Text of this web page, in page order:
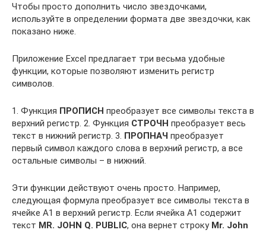
Чтобы просто дополнить число звездочками,
используйте в определении формата две звездочки, как
показано ниже.
Приложение Excel предлагает три весьма удобные
функции, которые позволяют изменить регистр
символов.
1. Функция ПРОПИСН преобразует все символы текста в
верхний регистр. 2. Функция СТРОЧН преобразует весь
текст в нижний регистр. 3. ПРОПНАЧ преобразует
первый символ каждого слова в верхний регистр, а все
остальные символы – в нижний.
Эти функции действуют очень просто. Например,
следующая формула преобразует все символы текста в
ячейке А1 в верхний регистр. Если ячейка А1 содержит
текст MR. JOHN Q. PUBLIC, она вернет строку Mr. John